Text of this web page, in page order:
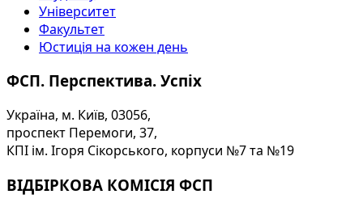
Університет
Факультет
Юстиція на кожен день
ФСП. Перспектива. Успіх
Україна, м. Київ, 03056,
проспект Перемоги, 37,
КПІ ім. Ігоря Сікорського, корпуси №7 та №19
ВІДБІРКОВА КОМІСІЯ ФСП